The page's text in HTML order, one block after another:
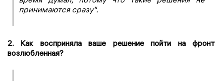
принимаются сразу".
2. Как восприняла ваше решение пойти на фронт
возлюбленная?